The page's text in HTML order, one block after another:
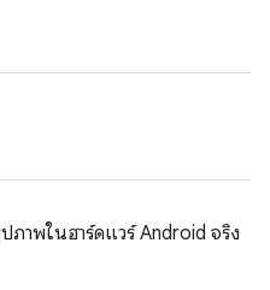
าพในฮาร์ดแวร์ Android จริง